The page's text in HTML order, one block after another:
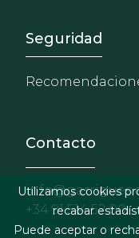
Footer -
Seguridad
Contacto
+34 91 514 52 00
Utilizamos cookies
recabar
Puede aceptar o